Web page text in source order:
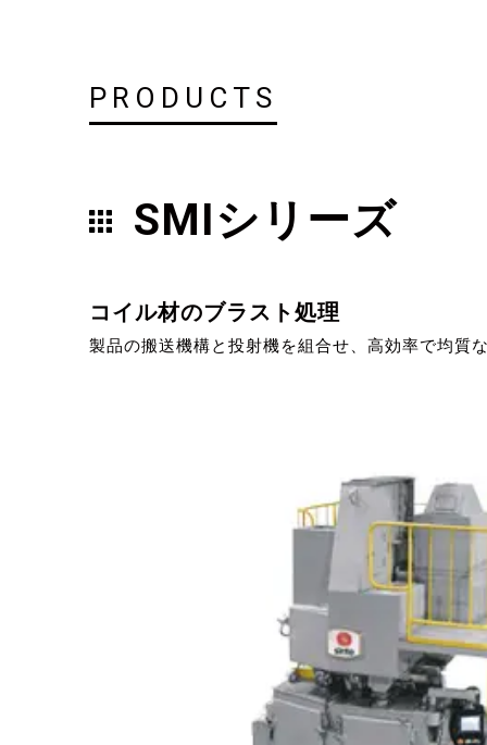
PRODUCTS
SMIシリーズ
コイル材のブラスト処理
製品の搬送機構と投射機を組合せ、高効率で均質